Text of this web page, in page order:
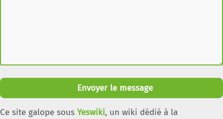
Envoyer le message
Ce site galope sous Yeswiki, un wiki dédié à la